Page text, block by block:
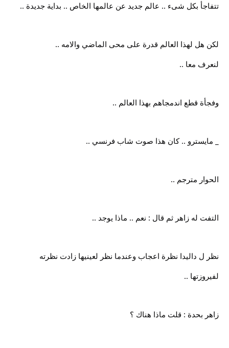
تتفاجأ بكل شىء .. عالم جديد عن عالمها الخاص .. بداية جديدة ..
لكن هل لهذا العالم قدرة على محى الماضي والامه ..
لنعرف معا ..
وفجأة قطع اندمجاهم بهذا العالم ..
_ مايسترو .. كان هذا صوت شاب فرنسي ..
الحوار مترجم ..
التفت له زاهر ثم قال : نعم .. ماذا يوجد ..
نظر ل داليدا نظرة اعجاب وعندما نظر لعينيها زادت نظرته
لفيروزتها ..
زاهر بحدة : قلت ماذا هناك ؟